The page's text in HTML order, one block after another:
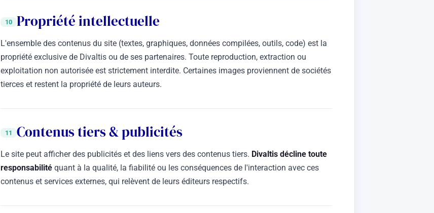
10 Propriété intellectuelle
L'ensemble des contenus du site (textes, graphiques, données compilées, outils, code) est la
propriété exclusive de Divaltis ou de ses partenaires. Toute reproduction, extraction ou
exploitation non autorisée est strictement interdite. Certaines images proviennent de sociétés
tierces et restent la propriété de leurs auteurs.
11 Contenus tiers & publicités
Le site peut afficher des publicités et des liens vers des contenus tiers. Divaltis décline toute
responsabilité quant à la qualité, la fiabilité ou les conséquences de l'interaction avec ces
contenus et services externes, qui relèvent de leurs éditeurs respectifs.